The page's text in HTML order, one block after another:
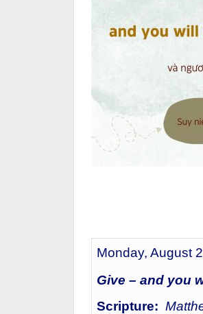
Monday, August
Give – and you
Scripture: